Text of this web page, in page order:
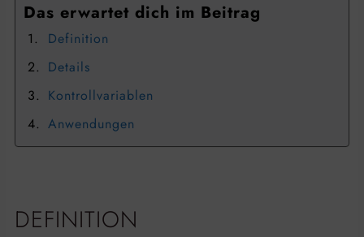
Das erwartet dich im Beitrag
Definition
Details
Kontrollvariablen
Anwendungen
DEFINITION